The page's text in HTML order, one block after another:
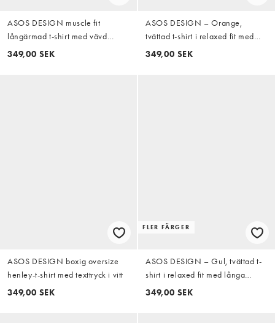
ASOS DESIGN muscle fit
långärmad t-shirt med vävd
henley i burgundy ribb
349,00 SEK
ASOS DESIGN – Orange,
tvättad t-shirt i relaxed fit med
långa ärmar
349,00 SEK
ASOS DESIGN boxig oversize
henley-t-shirt med texttryck i vitt
349,00 SEK
FLER FÄRGER
ASOS DESIGN – Gul, tvättad t-
shirt i relaxed fit med långa
ärmar
349,00 SEK